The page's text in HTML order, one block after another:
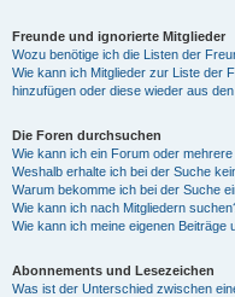
Freunde und ignorierte Mitglieder
Wozu benötige ich die Listen der
Wie kann ich Mitglieder zur Liste der
hinzufügen oder diese wieder aus
Die Foren durchsuchen
Wie kann ich ein Forum oder
Weshalb erhalte ich bei der Suche
Warum bekomme ich bei der Suche
Wie kann ich nach Mitgliedern
Wie kann ich meine eigenen Beiträge
Abonnements und Lesezeichen
Was ist der Unterschied zwischen